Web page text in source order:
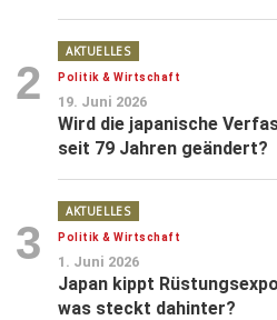
2
AKTUELLES
Politik & Wirtschaft
19. Juni 2026
Wird die japanische
seit 79 Jahren geändert?
3
AKTUELLES
Politik & Wirtschaft
1. Juni 2026
Japan kippt
was steckt dahinter?